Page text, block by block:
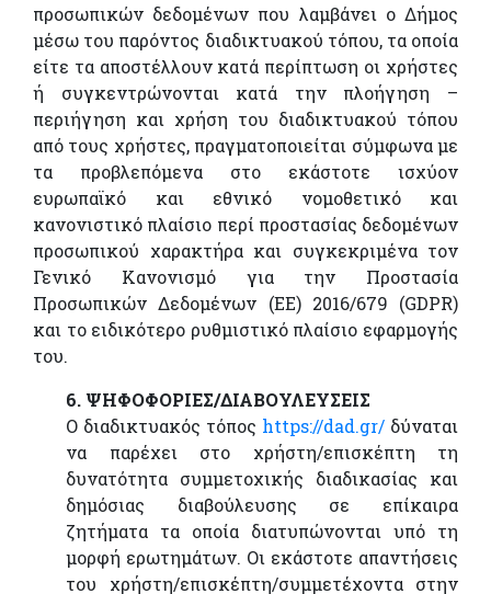
προσωπικών δεδομένων που λαμβάνει ο Δήμος
μέσω του παρόντος διαδικτυακού τόπου, τα οποία
είτε τα αποστέλλουν κατά περίπτωση οι χρήστες
ή συγκεντρώνονται κατά την πλοήγηση –
περιήγηση και χρήση του διαδικτυακού τόπου
από τους χρήστες, πραγματοποιείται σύμφωνα με
τα προβλεπόμενα στο εκάστοτε ισχύον
ευρωπαϊκό και εθνικό νομοθετικό και
κανονιστικό πλαίσιο περί προστασίας δεδομένων
προσωπικού χαρακτήρα και συγκεκριμένα τον
Γενικό Κανονισμό για την Προστασία
Προσωπικών Δεδομένων (ΕΕ) 2016/679 (GDPR)
και το ειδικότερο ρυθμιστικό πλαίσιο εφαρμογής
του.
6. ΨΗΦΟΦΟΡΙΕΣ/ΔΙΑΒΟΥΛΕΥΣΕΙΣ
Ο διαδικτυακός τόπος https://dad.gr/ δύναται
να παρέχει στο χρήστη/επισκέπτη τη
δυνατότητα συμμετοχικής διαδικασίας και
δημόσιας διαβούλευσης σε επίκαιρα
ζητήματα τα οποία διατυπώνονται υπό τη
μορφή ερωτημάτων. Οι εκάστοτε απαντήσεις
του χρήστη/επισκέπτη/συμμετέχοντα στην